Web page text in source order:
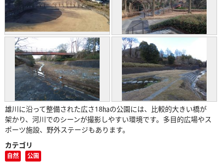
雄川に沿って整備された広さ18㏊の公園には、比較的大きい橋が
架かり、河川でのシーンが撮影しやすい環境です。多目的広場やス
ポーツ施設、野外ステージもあります。
カテゴリ
自然 公園